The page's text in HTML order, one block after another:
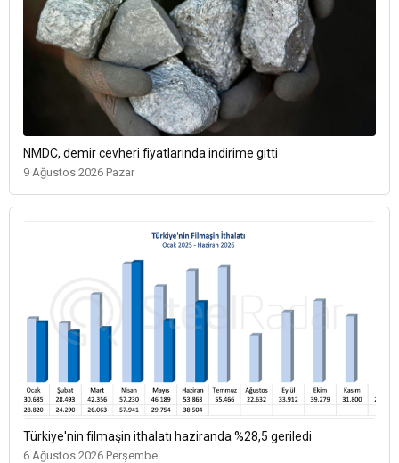
NMDC, demir cevheri fiyatlarında indirime gitti
9 Ağustos 2026 Pazar
Türkiye'nin filmaşin ithalatı haziranda %28,5 geriledi
6 Ağustos 2026 Perşembe